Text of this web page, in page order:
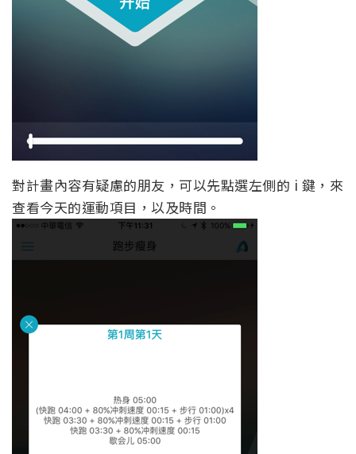
對計畫內容有疑慮的朋友，可以先點選左側的 i 鍵，來
查看今天的運動項目，以及時間。